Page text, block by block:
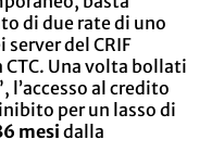
di due rate di uno
del CRIF
CTC. Una volta bollati
al credito
per un lasso di
mesidalla